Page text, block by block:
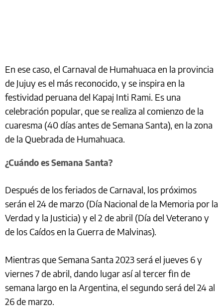
En ese caso, el Carnaval de Humahuaca en la provincia
de Jujuy es el más reconocido, y se inspira en la
festividad peruana del Kapaj Inti Rami. Es una
celebración popular, que se realiza al comienzo de la
cuaresma (40 días antes de Semana Santa), en la zona
de la Quebrada de Humahuaca.
¿Cuándo es Semana Santa?
Después de los feriados de Carnaval, los próximos
serán el 24 de marzo (Día Nacional de la Memoria por la
Verdad y la Justicia) y el 2 de abril (Día del Veterano y
de los Caídos en la Guerra de Malvinas).
Mientras que Semana Santa 2023 será el jueves 6 y
viernes 7 de abril, dando lugar así al tercer fin de
semana largo en la Argentina, el segundo será del 24 al
26 de marzo.